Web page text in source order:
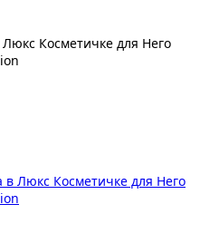
Косметичке для Него